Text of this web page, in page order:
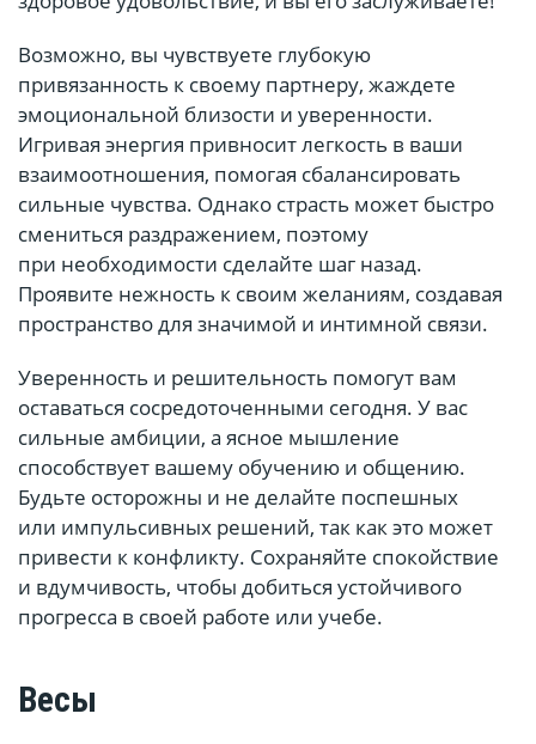
Возможно, вы чувствуете глубокую
привязанность к своему партнеру, жаждете
эмоциональной близости и уверенности.
Игривая энергия привносит легкость в ваши
взаимоотношения, помогая сбалансировать
сильные чувства. Однако страсть может быстро
смениться раздражением, поэтому
при необходимости сделайте шаг назад.
Проявите нежность к своим желаниям, создавая
пространство для значимой и интимной связи.
Уверенность и решительность помогут вам
оставаться сосредоточенными сегодня. У вас
сильные амбиции, а ясное мышление
способствует вашему обучению и общению.
Будьте осторожны и не делайте поспешных
или импульсивных решений, так как это может
привести к конфликту. Сохраняйте спокойствие
и вдумчивость, чтобы добиться устойчивого
прогресса в своей работе или учебе.
Весы